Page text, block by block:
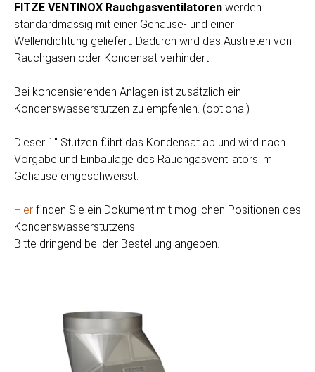
FITZE VENTINOX Rauchgasventilatoren werden
standardmässig mit einer Gehäuse- und einer
Wellendichtung geliefert. Dadurch wird das Austreten von
Rauchgasen oder Kondensat verhindert.
Bei kondensierenden Anlagen ist zusätzlich ein
Kondenswasserstutzen zu empfehlen. (optional)
Dieser 1" Stutzen führt das Kondensat ab und wird nach
Vorgabe und Einbaulage des Rauchgasventilators im
Gehäuse eingeschweisst.
Hier finden Sie ein Dokument mit möglichen Positionen des
Kondenswasserstutzens.
Bitte dringend bei der Bestellung angeben.